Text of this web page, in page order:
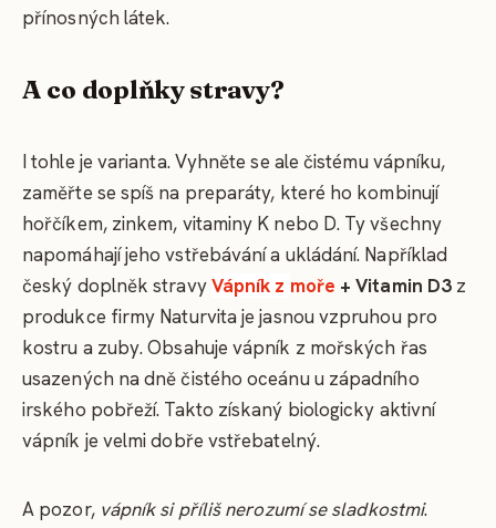
přínosných látek.
A co doplňky stravy?
I tohle je varianta. Vyhněte se ale čistému vápníku,
zaměřte se spíš na preparáty, které ho kombinují
hořčíkem, zinkem, vitaminy K nebo D. Ty všechny
napomáhají jeho vstřebávání a ukládání. Například
český doplněk stravyVápník z moře + Vitamin D3 z
produkce firmy Naturvita je jasnou vzpruhou pro
kostru a zuby. Obsahuje vápník z mořských řas
usazených na dně čistého oceánu u západního
irského pobřeží. Takto získaný biologicky aktivní
vápník je velmi dobře vstřebatelný.
A pozor, vápník si příliš nerozumí se sladkostmi.